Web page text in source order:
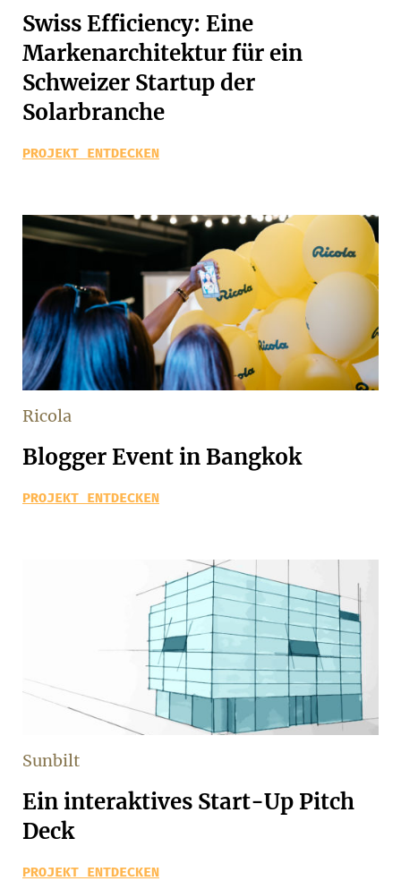
Swiss Efficiency: Eine
Markenarchitektur für ein
Schweizer Startup der
Solarbranche
PROJEKT ENTDECKEN
Ricola
Blogger Event in Bangkok
PROJEKT ENTDECKEN
Sunbilt
Ein interaktives Start-Up Pitch
Deck
PROJEKT ENTDECKEN